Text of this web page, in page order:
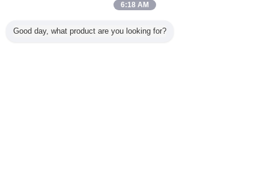
電気安
装置
IEC60884-1第12
項に規定する電導
セリウムの証明の
AC DCの絶縁耐力
6:18 AM
Good day, what product are you looking for?